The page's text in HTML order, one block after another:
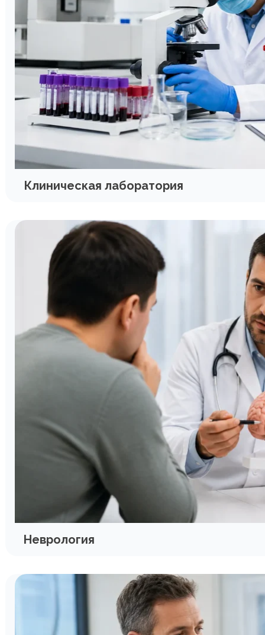
Клиническая лаборатория
Неврология